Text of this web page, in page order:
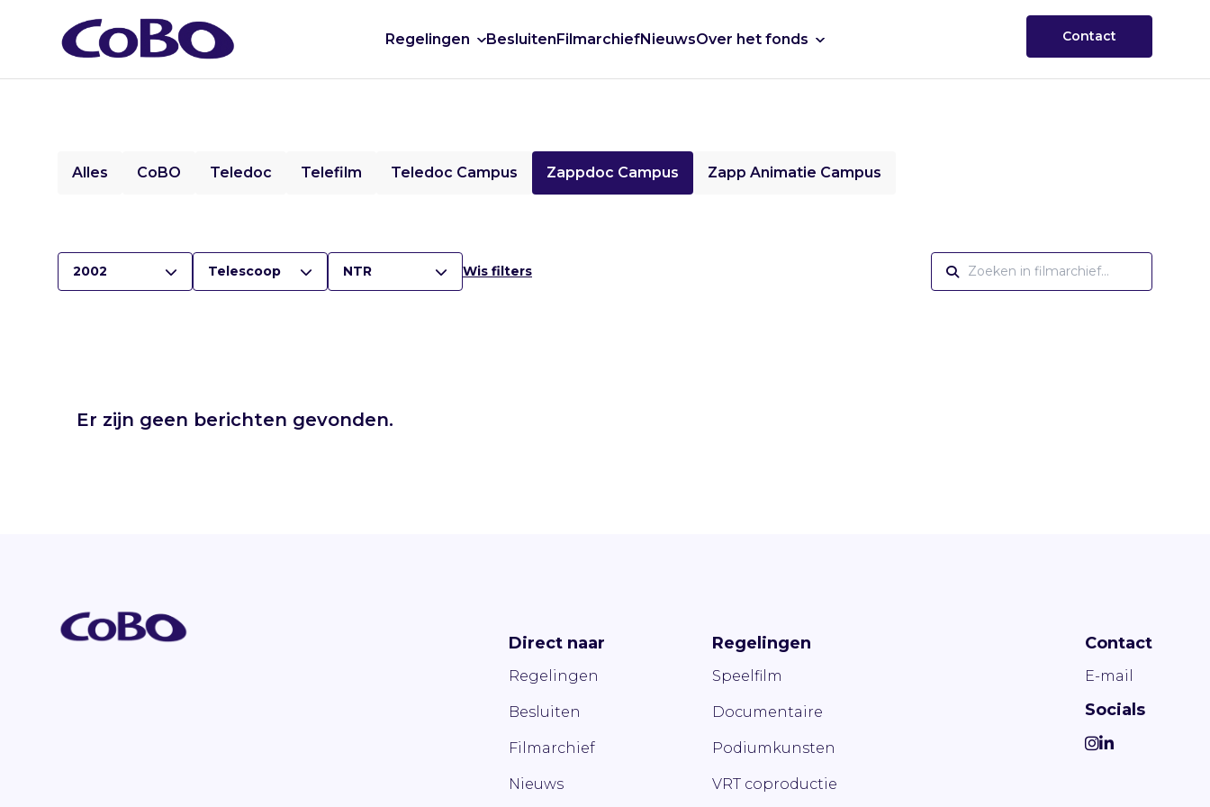
Regelingen BesluitenFilmarchiefNieuwsOver het fonds Contact
Alles CoBO Teledoc Telefilm Teledoc Campus Zappdoc Campus Zapp Animatie Campus
2002 Telescoop NTR Wis filters
Er zijn geen berichten gevonden.
Direct naar
Regelingen
Besluiten
Filmarchief
Nieuws
Regelingen
Speelfilm
Documentaire
Podiumkunsten
VRT coproductie
Contact
E-mail
Socials